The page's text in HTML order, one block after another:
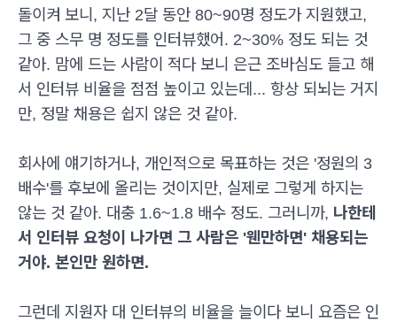
돌이켜 보니, 지난 2달 동안 80~90명 정도가 지원했고,
그 중 스무 명 정도를 인터뷰했어. 2~30% 정도 되는 것
같아. 맘에 드는 사람이 적다 보니 은근 조바심도 들고 해
서 인터뷰 비율을 점점 높이고 있는데... 항상 되뇌는 거지
만, 정말 채용은 쉽지 않은 것 같아.
회사에 얘기하거나, 개인적으로 목표하는 것은 '정원의 3
배수'를 후보에 올리는 것이지만, 실제로 그렇게 하지는
않는 것 같아. 대충 1.6~1.8 배수 정도. 그러니까, 나한테
서 인터뷰 요청이 나가면 그 사람은 '웬만하면' 채용되는
거야. 본인만 원하면.
그런데 지원자 대 인터뷰의 비율을 늘이다 보니 요즘은 인